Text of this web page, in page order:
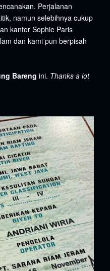
Perjalanan
namun selebihnya cukup
kantor Sophie Paris
dan kami pun berpisah
Bareng ini. Thanks a lot